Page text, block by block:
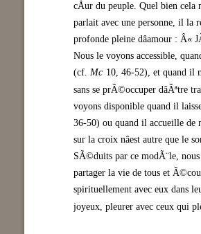
cÅur du peuple. Quel bien
parlait avec une personne, il la
profonde pleine dâamour : Â«
Nous le voyons accessible,
(cf. Mc 10, 46-52), et quand il
sans se prÃ©occuper dâÃªtre
voyons disponible quand il
36-50) ou quand il accueille de
sur la croix nâest autre que le
SÃ©duits par ce modÃ¨le,
partager la vie de tous et
spirituellement avec eux dans
joyeux, pleurer avec ceux qui